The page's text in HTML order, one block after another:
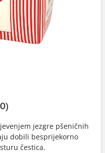
jezgre pšeničnih
dobili besprijekorno
čestica.